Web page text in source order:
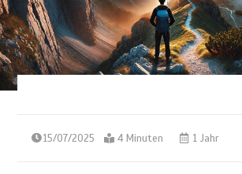
15/07/2025 4 Minuten 1 Jahr